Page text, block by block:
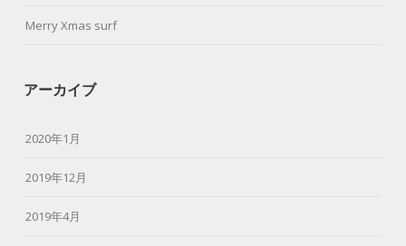
Merry Xmas surf
アーカイブ
2020年1月
2019年12月
2019年4月